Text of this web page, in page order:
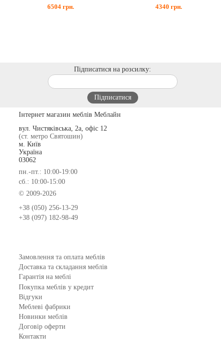
6504 грн. 4340 грн.
Підписатися на розсилку:
Інтернет магазин меблів Меблайн
вул. Чистяківська, 2а, офіс 12
(ст. метро Святошин)
м. Київ
Україна
03062
пн.-пт.: 10:00-19:00
сб.: 10:00-15:00
© 2009-2026
+38 (050) 256-13-29
+38 (097) 182-98-49
Замовлення та оплата меблів
Доставка та складання меблів
Гарантія на меблі
Покупка меблів у кредит
Відгуки
Меблеві фабрики
Новинки меблів
Договір оферти
Контакти